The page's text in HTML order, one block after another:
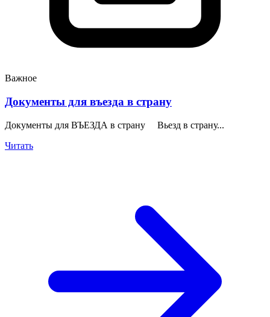
Важное
Документы для въезда в страну
Документы для ВЪЕЗДА в страну Вьезд в страну...
Читать